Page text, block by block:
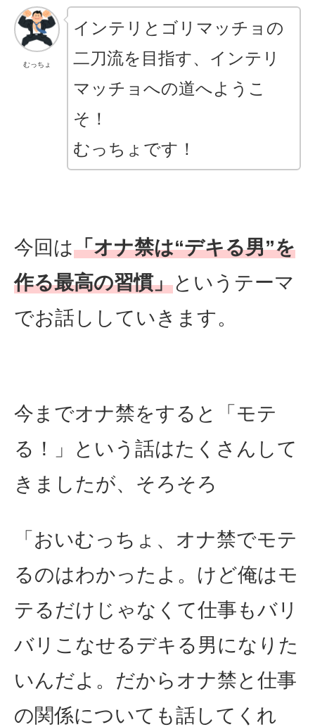
むっちょ
インテリとゴリマッチョの
二刀流を目指す、インテリ
マッチョへの道へようこ
そ！
むっちょです！
今回は「オナ禁は“デキる男”を
作る最高の習慣」というテーマ
でお話ししていきます。
今までオナ禁をすると「モテ
る！」という話はたくさんして
きましたが、そろそろ
「おいむっちょ、オナ禁でモテ
るのはわかったよ。けど俺はモ
テるだけじゃなくて仕事もバリ
バリこなせるデキる男になりた
いんだよ。だからオナ禁と仕事
の関係についても話してくれ